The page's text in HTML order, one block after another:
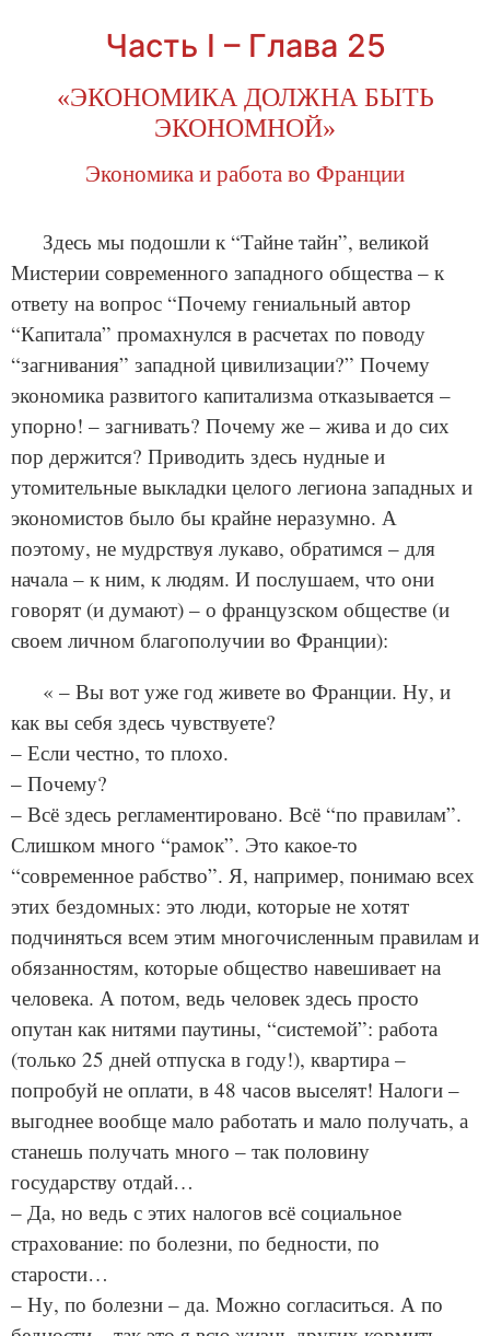
Часть I – Глава 25
«ЭКОНОМИКА ДОЛЖНА БЫТЬ
ЭКОНОМНОЙ»
Экономика и работа во Франции
Здесь мы подошли к “Тайне тайн”, великой
Мистерии современного западного общества – к
ответу на вопрос “Почему гениальный автор
“Капитала” промахнулся в расчетах по поводу
“загнивания” западной цивилизации?” Почему
экономика развитого капитализма отказывается –
упорно! – загнивать? Почему же – жива и до сих
пор держится? Приводить здесь нудные и
утомительные выкладки целого легиона западных и
экономистов было бы крайне неразумно. А
поэтому, не мудрствуя лукаво, обратимся – для
начала – к ним, к людям. И послушаем, что они
говорят (и думают) – о французском обществе (и
своем личном благополучии во Франции):
« – Вы вот уже год живете во Франции. Ну, и
как вы себя здесь чувствуете?
– Если честно, то плохо.
– Почему?
– Всё здесь регламентировано. Всё “по правилам”.
Слишком много “рамок”. Это какое-то
“современное рабство”. Я, например, понимаю всех
этих бездомных: это люди, которые не хотят
подчиняться всем этим многочисленным правилам и
обязанностям, которые общество навешивает на
человека. А потом, ведь человек здесь просто
опутан как нитями паутины, “системой”: работа
(только 25 дней отпуска в году!), квартира –
попробуй не оплати, в 48 часов выселят! Налоги –
выгоднее вообще мало работать и мало получать, а
станешь получать много – так половину
государству отдай…
– Да, но ведь с этих налогов всё социальное
страхование: по болезни, по бедности, по
старости…
– Ну, по болезни – да. Можно согласиться. А по